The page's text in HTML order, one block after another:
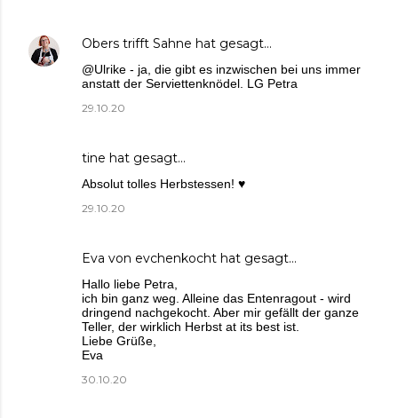
Obers trifft Sahne hat gesagt…
@Ulrike - ja, die gibt es inzwischen bei uns immer
anstatt der Serviettenknödel. LG Petra
29.10.20
tine hat gesagt…
Absolut tolles Herbstessen! ♥
29.10.20
Eva von evchenkocht hat gesagt…
Hallo liebe Petra,
ich bin ganz weg. Alleine das Entenragout - wird
dringend nachgekocht. Aber mir gefällt der ganze
Teller, der wirklich Herbst at its best ist.
Liebe Grüße,
Eva
30.10.20